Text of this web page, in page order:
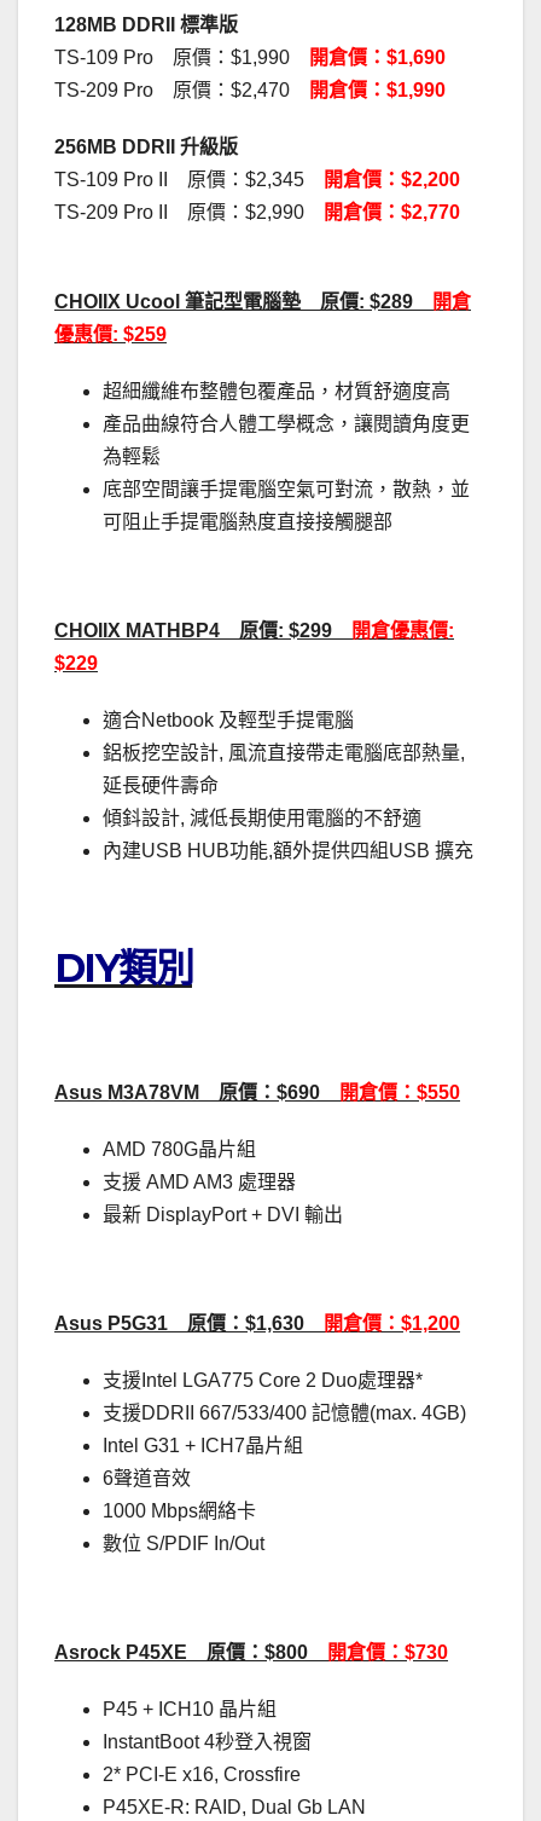
128MB DDRII 標準版
TS-109 Pro 原價：$1,990
開倉價：$1,690
TS-209 Pro 原價：$2,470
開倉價：$1,990
256MB DDRII 升級版
TS-109 Pro II 原價：$2,345
開倉價：$2,200
TS-209 Pro II 原價：$2,990
開倉價：$2,770
CHOIIX Ucool 筆記型電腦墊 原價: $289
開倉
優惠價: $259
超細纖維布整體包覆產品，材質舒適度高
產品曲線符合人體工學概念，讓閱讀角度更
為輕鬆
底部空間讓手提電腦空氣可對流，散熱，並
可阻止手提電腦熱度直接接觸腿部
CHOIIX MATHBP4 原價: $299
開倉優惠價:
$229
適合Netbook 及輕型手提電腦
鋁板挖空設計, 風流直接帶走電腦底部熱量,
延長硬件壽命
傾鈄設計, 減低長期使用電腦的不舒適
內建USB HUB功能,額外提供四組USB 擴充
DIY類別
Asus M3A78VM 原價：$690 開倉價：$550
AMD 780G晶片組
支援 AMD AM3 處理器
最新 DisplayPort + DVI 輸出
Asus P5G31 原價：$1,630 開倉價：$1,200
支援Intel LGA775 Core 2 Duo處理器*
支援DDRII 667/533/400 記憶體(max. 4GB)
Intel G31 + ICH7晶片組
6聲道音效
1000 Mbps網絡卡
數位 S/PDIF In/Out
Asrock P45XE 原價：$800 開倉價：$730
P45 + ICH10 晶片組
InstantBoot 4秒登入視窗
2* PCI-E x16, Crossfire
P45XE-R: RAID, Dual Gb LAN